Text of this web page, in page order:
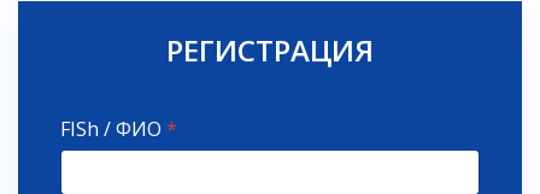
РЕГИСТРАЦИЯ
FISh / ФИО *